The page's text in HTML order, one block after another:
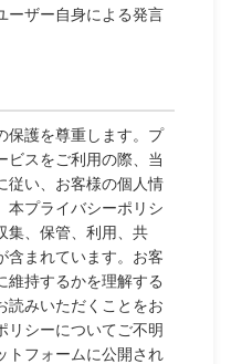
ーザー自身による発言
保護を尊重します。プ
ビスをご利用の際、当
従い、お客様の個人情
本プライバシーポリシ
集、保管、利用、共
含まれています。お客
維持するかを理解する
読みいただくことをお
リシーについてご不明
トフォームに公開され